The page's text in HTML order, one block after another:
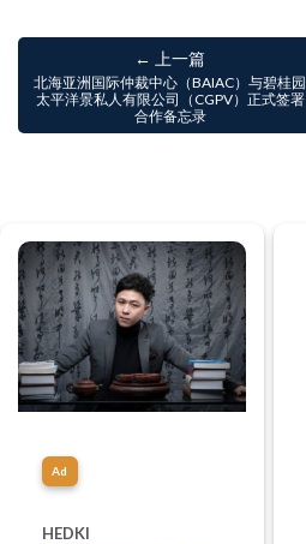
← 上一篇
北海亚洲国际仲裁中心（BAIAC）与碧桂园
太平洋景私人有限公司（CGPV）正式签署
合作备忘录
Ad
HEDKI